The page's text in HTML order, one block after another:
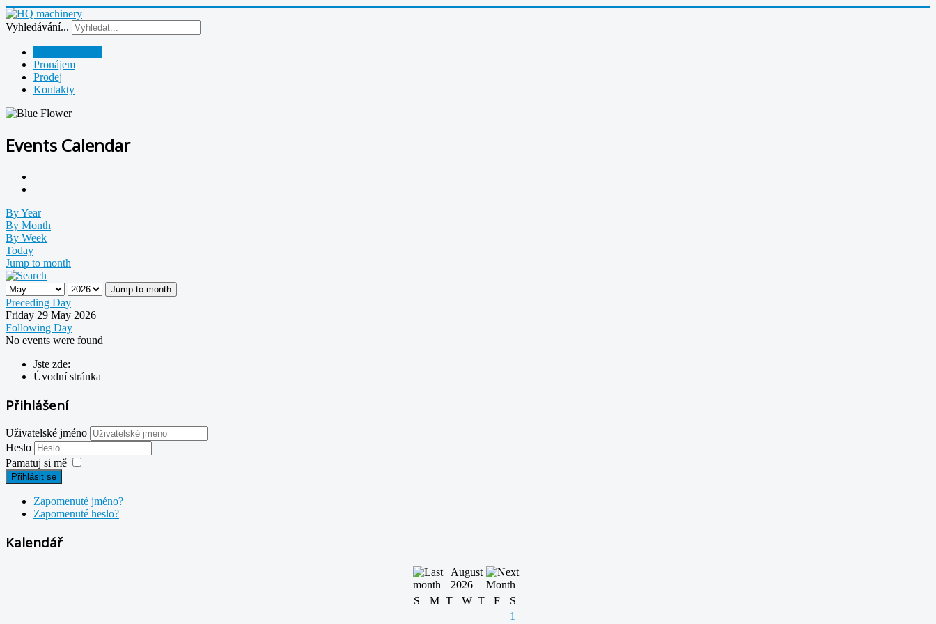
Vyhledávání...
Pronájem
Prodej
Kontakty
Events Calendar
By Year
By Month
By Week
Today
Jump to month
Jump to month
Preceding Day
Friday 29 May 2026
Following Day
No events were found
Jste zde:
Úvodní stránka
Přihlášení
Uživatelské jméno
Heslo
Pamatuj si mě
Přihlásit se
Zapomenuté jméno?
Zapomenuté heslo?
Kalendář
August
2026
S
M T W T F
S
1